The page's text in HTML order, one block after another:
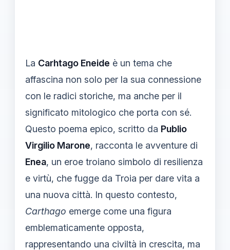
La Carhtago Eneide è un tema che
affascina non solo per la sua connessione
con le radici storiche, ma anche per il
significato mitologico che porta con sé.
Questo poema epico, scritto da Publio
Virgilio Marone, racconta le avventure di
Enea, un eroe troiano simbolo di resilienza
e virtù, che fugge da Troia per dare vita a
una nuova città. In questo contesto,
Carthago emerge come una figura
emblematicamente opposta,
rappresentando una civiltà in crescita, ma